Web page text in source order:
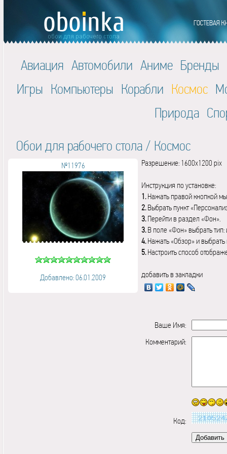
Авиация Автомобили Аниме Бренды
Игры Компьютеры Корабли Космос
Природа
Обои для рабочего стола / Космос
№11976
Добавлено: 06.01.2009
Разрешение: 1600x1200 pix
Инструкция по установке:
1.Нажать правой кнопкой
2.Выбрать пункт
3.Перейти в раздел «Фон».
3.В поле «Фон» выбрать
4.Нажать «Обзор» и выбрать
5.Настроить способ
добавить в закладки
Ваше Имя:
Комментарий:
Код: